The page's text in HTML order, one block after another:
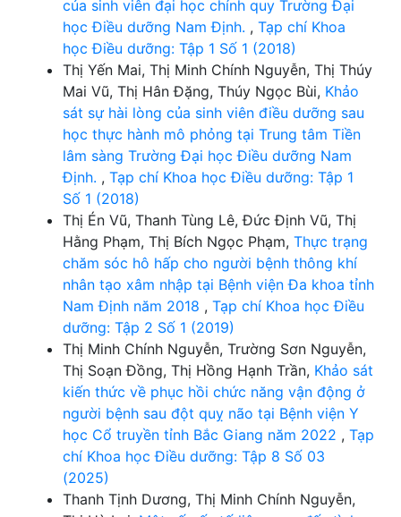
của sinh viên đại học chính quy Trường Đại
học Điều dưỡng Nam Định. , Tạp chí Khoa
học Điều dưỡng: Tập 1 Số 1 (2018)
Thị Yến Mai, Thị Minh Chính Nguyễn, Thị Thúy
Mai Vũ, Thị Hân Đặng, Thúy Ngọc Bùi, Khảo
sát sự hài lòng của sinh viên điều dưỡng sau
học thực hành mô phỏng tại Trung tâm Tiền
lâm sàng Trường Đại học Điều dưỡng Nam
Định. , Tạp chí Khoa học Điều dưỡng: Tập 1
Số 1 (2018)
Thị Én Vũ, Thanh Tùng Lê, Đức Định Vũ, Thị
Hằng Phạm, Thị Bích Ngọc Phạm, Thực trạng
chăm sóc hô hấp cho người bệnh thông khí
nhân tạo xâm nhập tại Bệnh viện Đa khoa tỉnh
Nam Định năm 2018 , Tạp chí Khoa học Điều
dưỡng: Tập 2 Số 1 (2019)
Thị Minh Chính Nguyễn, Trường Sơn Nguyễn,
Thị Soạn Đồng, Thị Hồng Hạnh Trần, Khảo sát
kiến thức về phục hồi chức năng vận động ở
người bệnh sau đột quỵ não tại Bệnh viện Y
học Cổ truyền tỉnh Bắc Giang năm 2022 , Tạp
chí Khoa học Điều dưỡng: Tập 8 Số 03
(2025)
Thanh Tịnh Dương, Thị Minh Chính Nguyễn,